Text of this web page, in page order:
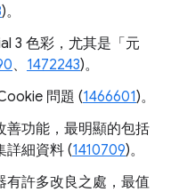
)。
3 色彩，尤其是「元
、 1472243)。
問題 (1466601)。
善功能，最明顯的包括
詳細資料 (1410709)。
有許多改良之處，最值